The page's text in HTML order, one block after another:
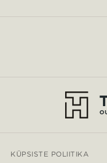
KÜPSISTE POLIITIKA